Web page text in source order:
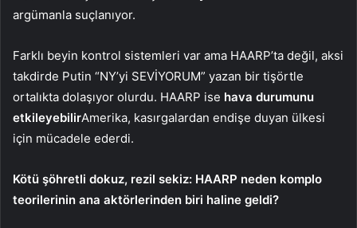
argümanla suçlanıyor.
Farklı beyin kontrol sistemleri var ama HAARP’ta değil, aksi
takdirde Putin “NY’yi SEVİYORUM” yazan bir tişörtle
ortalıkta dolaşıyor olurdu. HAARP ise hava durumunu
etkileyebilirAmerika, kasırgalardan endişe duyan ülkesi
için mücadele ederdi.
Kötü şöhretli dokuz, rezil sekiz: HAARP neden komplo
teorilerinin ana aktörlerinden biri haline geldi?